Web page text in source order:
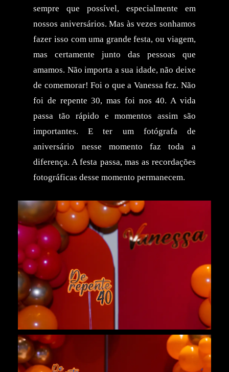
sempre que possível, especialmente em
nossos aniversários. Mas às vezes sonhamos
fazer isso com uma grande festa, ou viagem,
mas certamente junto das pessoas que
amamos. Não importa a sua idade, não deixe
de comemorar! Foi o que a Vanessa fez. Não
foi de repente 30, mas foi nos 40. A vida
passa tão rápido e momentos assim são
importantes. E ter um fotógrafa de
aniversário nesse momento faz toda a
diferença. A festa passa, mas as recordações
fotográficas desse momento permanecem.